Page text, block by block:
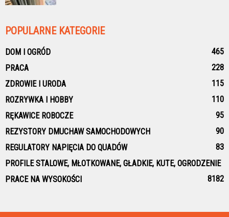
POPULARNE KATEGORIE
DOM I OGRÓD
465
PRACA
228
ZDROWIE I URODA
115
ROZRYWKA I HOBBY
110
RĘKAWICE ROBOCZE
95
REZYSTORY DMUCHAW SAMOCHODOWYCH
90
REGULATORY NAPIĘCIA DO QUADÓW
83
PROFILE STALOWE, MŁOTKOWANE, GŁADKIE, KUTE, OGRODZENIE
82
PRACE NA WYSOKOŚCI 81